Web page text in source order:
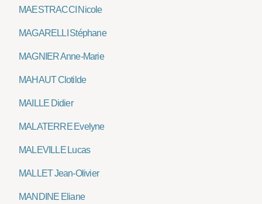
MAESTRACCI Nicole
MAGARELLI Stéphane
MAGNIER Anne-Marie
MAHAUT Clotilde
MAILLE Didier
MALATERRE Evelyne
MALEVILLE Lucas
MALLET Jean-Olivier
MANDINE Eliane